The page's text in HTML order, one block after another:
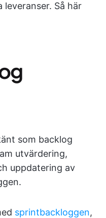
Så här
som backlog
utvärdering,
uppdatering av
sprintbackloggen,